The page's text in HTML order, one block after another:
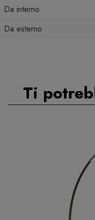
Da interno
Da esterno
Ti